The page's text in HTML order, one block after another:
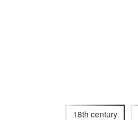
18th century